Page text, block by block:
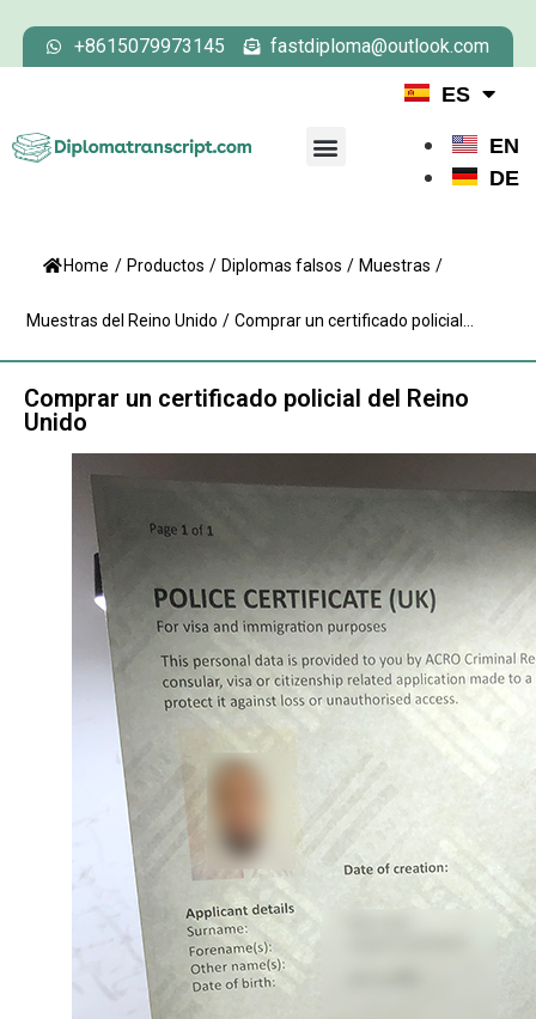
+8615079973145 fastdiploma@outlook.com
ES
EN
DE
Home / Productos / Diplomas falsos / Muestras /
Muestras del Reino Unido / Comprar un certificado policial...
Comprar un certificado policial del Reino
Unido